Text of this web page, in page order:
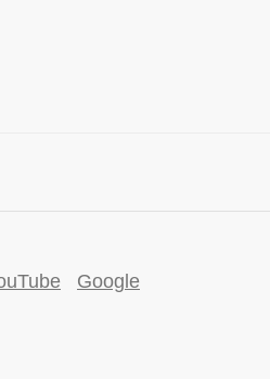
Google